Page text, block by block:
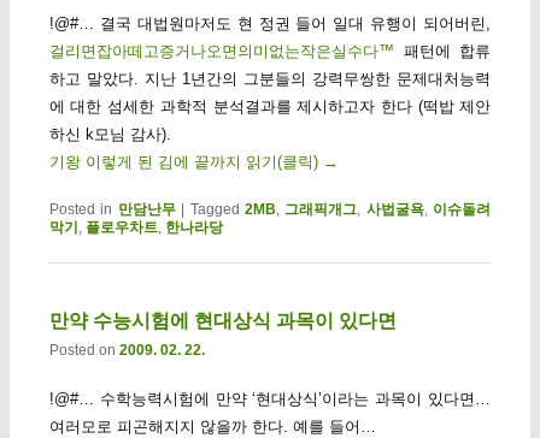
!@#… 결국 대법원마저도 현 정권 들어 일대 유행이 되어버린,
걸리면잡아떼고증거나오면의미없는작은실수다™ 패턴에 합류
하고 말았다. 지난 1년간의 그분들의 강력무쌍한 문제대처능력
에 대한 섬세한 과학적 분석결과를 제시하고자 한다 (떡밥 제안
하신 k모님 감사).
기왕 이렇게 된 김에 끝까지 읽기(클릭) →
Posted in 만담난무 | Tagged 2MB,그래픽개그, 사법굴욕, 이슈돌려
막기, 플로우차트, 한나라당
만약 수능시험에 현대상식 과목이 있다면
Posted on 2009. 02. 22.
!@#… 수학능력시험에 만약 ‘현대상식’이라는 과목이 있다면…
여러모로 피곤해지지 않을까 한다. 예를 들어…